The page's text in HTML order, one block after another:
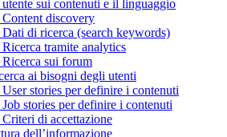
sui contenuti e il linguaggio
discovery
di ricerca (search keywords)
tramite analytics
sui forum
ai bisogni degli utenti
stories per definire i contenuti
stories per definire i contenuti
di accettazione
dell’informazione